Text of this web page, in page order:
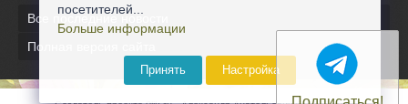
Все последние новости
Полная версия сайта
посетителей...
Больше информации
Принять Настройка